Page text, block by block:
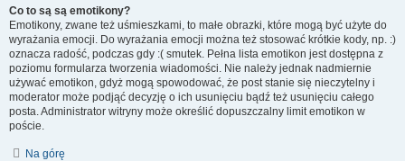
Co to są są emotikony?
Emotikony, zwane też uśmieszkami, to małe obrazki, które mogą być użyte do
wyrażania emocji. Do wyrażania emocji można też stosować krótkie kody, np. :)
oznacza radość, podczas gdy :( smutek. Pełna lista emotikon jest dostępna z
poziomu formularza tworzenia wiadomości. Nie należy jednak nadmiernie
używać emotikon, gdyż mogą spowodować, że post stanie się nieczytelny i
moderator może podjąć decyzję o ich usunięciu bądź też usunięciu całego
posta. Administrator witryny może określić dopuszczalny limit emotikon w
poście.
Na górę